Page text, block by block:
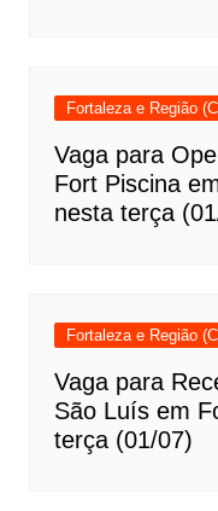
Fortaleza e Região
Vaga para
Fort Piscina
nesta terça
Fortaleza e Região
Vaga para
São Luís em
terça (01/07)